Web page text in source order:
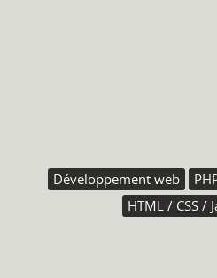
Développement web
HTML / CSS /